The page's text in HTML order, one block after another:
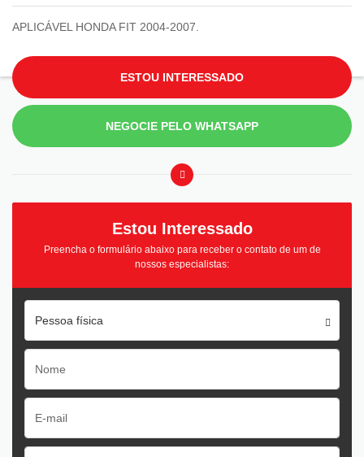
APLICÁVEL HONDA FIT 2004-2007.
ESTOU INTERESSADO
NEGOCIE PELO WHATSAPP
Estou Interessado
Preencha o formulário abaixo para receber o contato de um de
nossos especialistas:
Pessoa física